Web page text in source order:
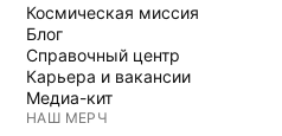
Космическая миссия
Блог
Справочный центр
Карьера и вакансии
Медиа-кит
НАШ МЕРЧ